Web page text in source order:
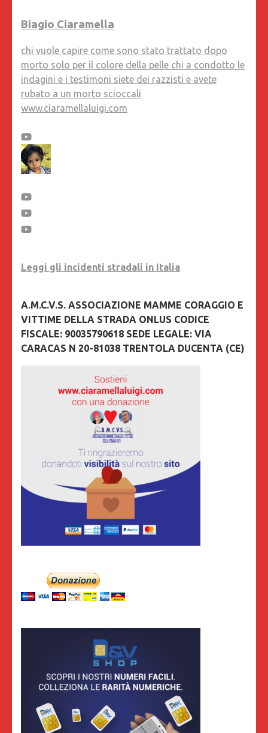
Biagio Ciaramella
chi vuole capire come sono stato trattato dopo
morto solo per il colore della pelle chi a condotto le
indagini e i testimoni siete dei razzisti e avete
rubato a un morto scioccali
www.ciaramellaluigi.com
Leggi gli incidenti stradali in Italia
A.M.C.V.S. ASSOCIAZIONE MAMME CORAGGIO E
VITTIME DELLA STRADA ONLUS CODICE
FISCALE: 90035790618 SEDE LEGALE: VIA
CARACAS N 20-81038 TRENTOLA DUCENTA (CE)